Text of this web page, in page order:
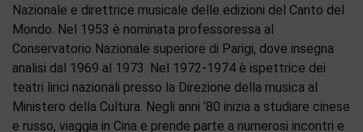
Nazionale e direttrice musicale delle edizioni del Canto del
Mondo. Nel 1953 è nominata professoressa al
Conservatorio Nazionale superiore di Parigi, dove insegna
analisi dal 1969 al 1973. Nel 1972-1974 è ispettrice dei
teatri lirici nazionali presso la Direzione della musica al
Ministero della Cultura. Negli anni ’80 inizia a studiare cinese
e russo, viaggia in Cina e prende parte a numerosi incontri e